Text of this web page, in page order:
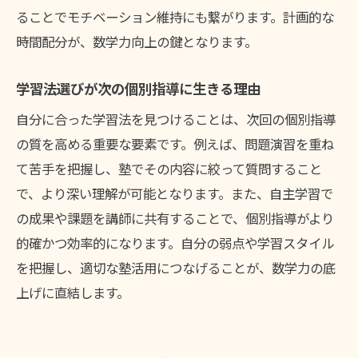
ることでモチベーション維持にも繋がります。計画的な
時間配分が、数学力向上の鍵となります。
学習法選びが次の個別指導に生きる理由
自分に合った学習法を見つけることは、次回の個別指導
の質を高める重要な要素です。例えば、問題演習を重ね
て苦手を把握し、塾でその内容に絞って質問すること
で、より深い理解が可能となります。また、自主学習で
の成果や課題を講師に共有することで、個別指導がより
的確かつ効率的になります。自分の弱点や学習スタイル
を把握し、適切な塾活用につなげることが、数学力の底
上げに直結します。